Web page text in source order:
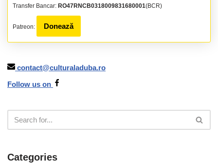
Transfer Bancar: RO47RNCB0318009831680001(BCR)
Patreon: Donează
contact@culturaladuba.ro
Follow us on
Categories